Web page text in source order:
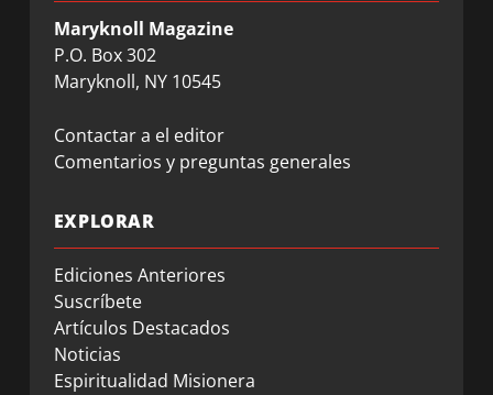
Maryknoll Magazine
P.O. Box 302
Maryknoll, NY 10545
Contactar a el editor
Comentarios y preguntas generales
EXPLORAR
Ediciones Anteriores
Suscríbete
Artículos Destacados
Noticias
Espiritualidad Misionera